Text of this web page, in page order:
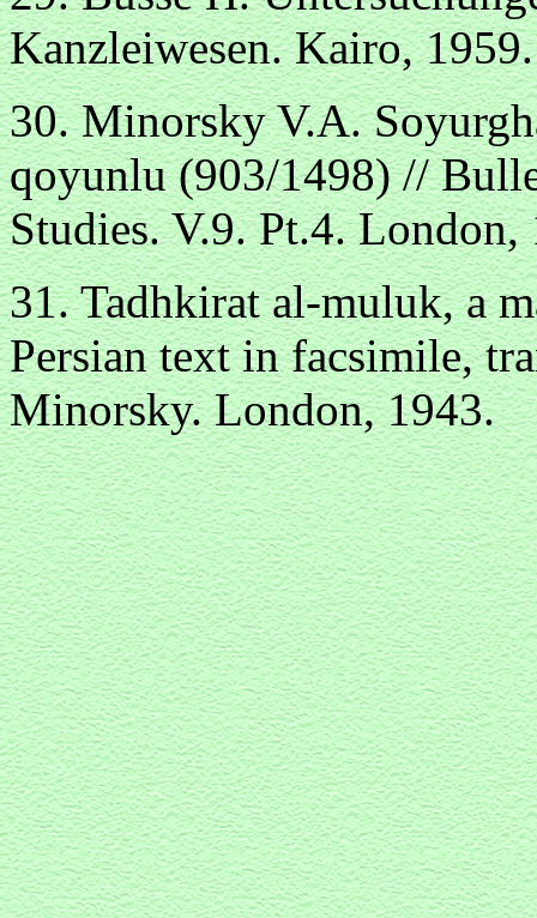
Kanzleiwesen. Kairo, 1959.
30. Minorsky V.A.
qoyunlu (903/1498) //
Studies. V.9. Pt.4. London,
31. Tadhkirat al-muluk, a
Persian text in facsimile,
Minorsky. London, 1943.